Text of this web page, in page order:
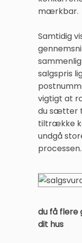
mærkbar.
Samtidig
salgspris
vigtigt at
du sætter
tiltrække
undgå
processen.
du få flere
dit hus